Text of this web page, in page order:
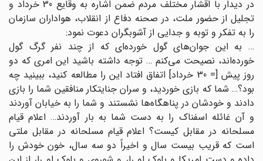
در دیدار با اقشار مختلف مردم ضمن اشاره به وقایع 30 خرداد و
تجلیل از حضور ملت، در صحنه دفاع از انقلاب، هواداران سازمان
را به تفکر و توبه و جدایی از آشوبگران دعوت نمود:
… به این جوان‌های گول ‌خورده‌ای که از چند نفر گرگ گول
خورده‌اند، نصیحت می‌کنم … توجه داشته باشید این امری که دو
روز پیش [= 30 خرداد] اتفاق افتاد این را مطالعه کنید، ببینید چه
بود؟… شما که بازی خوردید، و سران جنایتکار منافقین شما را بازی
دادند و خودشان در پناهگاه‌ها نشستند و شما را به خیابان آوردند
و آن غائله اسفناک را به دست شما به بار آوردند… اعلام قیام
مسلحانه در مقابل کیست؟ اعلام قیام مسلحانه در مقابل ملتی
است که قریب بیست سال و اخیراً دو سه سال، خون خودش را